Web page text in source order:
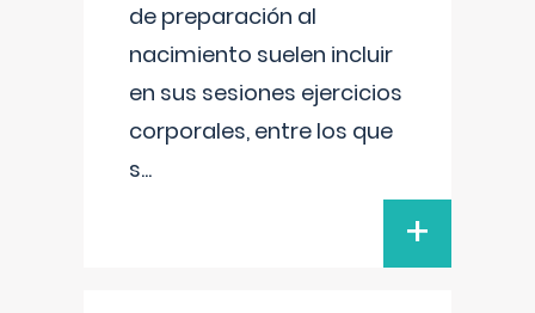
de preparación al
nacimiento suelen incluir
en sus sesiones ejercicios
corporales, entre los que
s...
+